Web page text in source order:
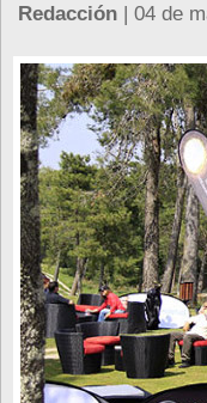
Redacción | 04 de